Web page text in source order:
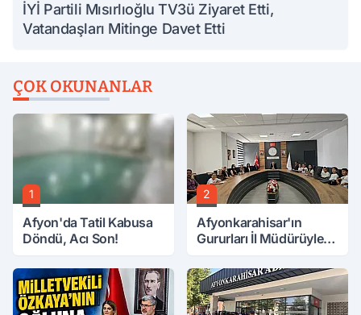
İYİ Partili Mısırlıoğlu TV3ü Ziyaret Etti,
Vatandaşları Mitinge Davet Etti
ÇOK OKUNANLAR
1
Afyon'da Tatil Kabusa
Döndü, Acı Son!
2
Afyonkarahisar'ın
Gururları İl Müdürüyle